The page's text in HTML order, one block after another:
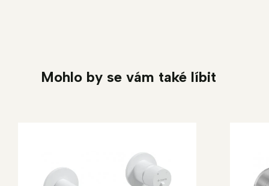
Mohlo by se vám také líbit